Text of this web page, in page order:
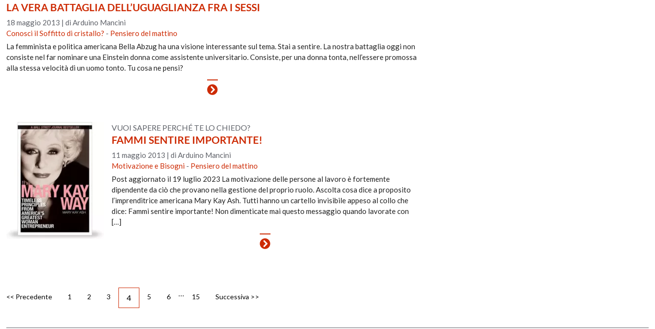
LA VERA BATTAGLIA DELL’UGUAGLIANZA FRA I SESSI
18 maggio 2013 |di Arduino Mancini
Conosci il Soffitto di cristallo? - Pensiero del mattino
La femminista e politica americana Bella Abzug ha una visione interessante sul tema. Stai a sentire. La nostra battaglia oggi non
consiste nel far nominare una Einstein donna come assistente universitario. Consiste, per una donna tonta, nell’essere promossa
alla stessa velocità di un uomo tonto. Tu cosa ne pensi?
VUOI SAPERE PERCHÉ TE LO CHIEDO?
FAMMI SENTIRE IMPORTANTE!
11 maggio 2013 | di Arduino Mancini
Motivazione e Bisogni- Pensiero del mattino
Post aggiornato il 19 luglio 2023 La motivazione delle persone al lavoro è fortemente
dipendente da ciò che provano nella gestione del proprio ruolo. Ascolta cosa dice a proposito
l’imprenditrice americana Mary Kay Ash. Tutti hanno un cartello invisibile appeso al collo che
dice: Fammi sentire importante! Non dimenticate mai questo messaggio quando lavorate con
[…]
<< Precedente 1 2 3 4 5 6 … 15 Successiva >>